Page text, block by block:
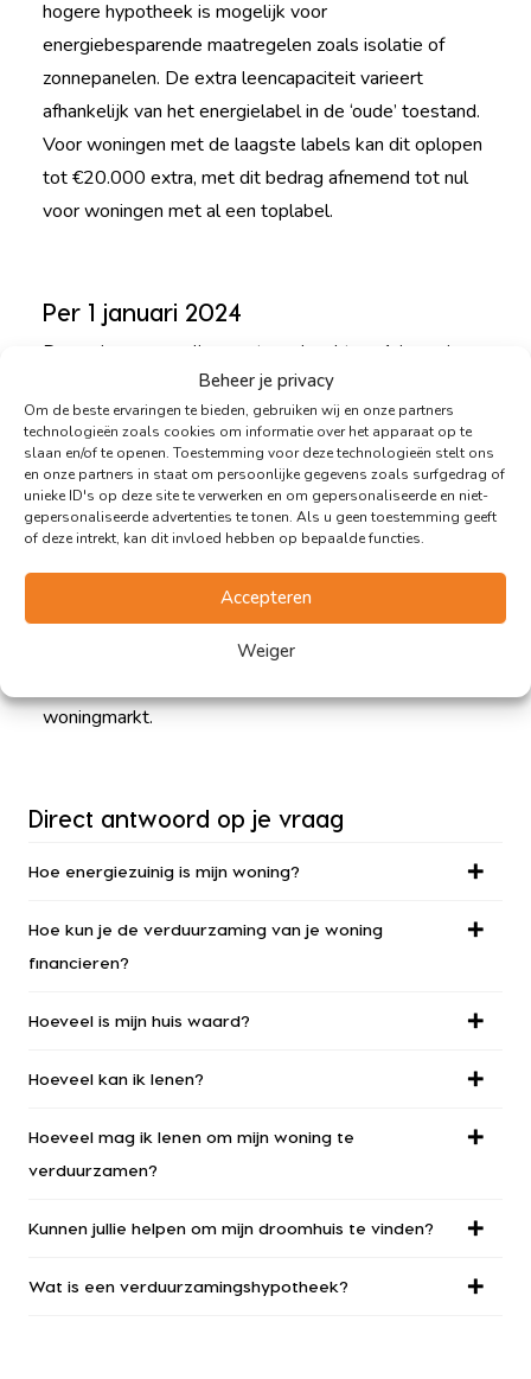
Beheer je privacy
Om de beste ervaringen te bieden, gebruiken wij en onze partners
technologieën zoals cookies om informatie over het apparaat op te
slaan en/of te openen. Toestemming voor deze technologieën stelt ons
en onze partners in staat om persoonlijke gegevens zoals surfgedrag of
unieke ID's op deze site te verwerken en om gepersonaliseerde en niet-
gepersonaliseerde advertenties te tonen. Als u geen toestemming geeft
of deze intrekt, kan dit invloed hebben op bepaalde functies.
Accepteren
Weiger
hogere hypotheek is mogelijk voor
energiebesparende maatregelen zoals isolatie of
zonnepanelen. De extra leencapaciteit varieert
afhankelijk van het energielabel in de ‘oude’ toestand.
Voor woningen met de laagste labels kan dit oplopen
tot €20.000 extra, met dit bedrag afnemend tot nul
voor woningen met al een toplabel.
Per 1 januari 2024
Deze nieuwe regeling gaat van kracht op 1 januari
2024, en de verwachting is dat energiezuinige
woningen in Friesland aantrekkelijker zullen worden
voor kopers. Dit zou kunnen leiden tot een toename
van de belangstelling en mogelijk hogere prijzen. Het
is echter belangrijk op te merken dat dit effect
mogelijk omgekeerd kan werken voor woningen met
een lager energielabel. Als gevolg van deze
ontwikkelingen wordt duurzaamheid niet alleen een
ecologisch verantwoorde keuze, maar ook een
woningmarkt.
Direct antwoord op je vraag
Hoe energiezuinig is mijn woning?
Hoe kun je de verduurzaming van je woning
financieren?
Hoeveel is mijn huis waard?
Hoeveel kan ik lenen?
Hoeveel mag ik lenen om mijn woning te
verduurzamen?
Kunnen jullie helpen om mijn droomhuis te vinden?
Wat is een verduurzamingshypotheek?